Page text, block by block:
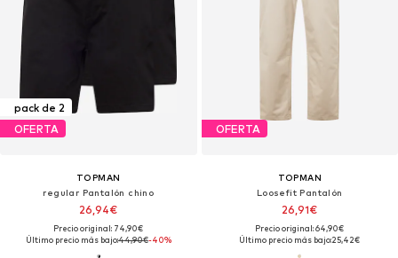
pack de 2
OFERTA
TOPMAN
regular Pantalón chino
26,94€
Precio original: 74,90€
Último precio más bajo:44,90€-40%
OFERTA
TOPMAN
Loosefit Pantalón
26,91€
Precio original: 64,90€
Último precio más bajo:25,42€